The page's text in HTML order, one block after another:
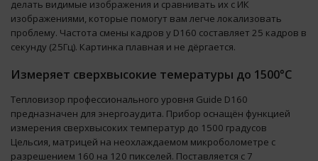
делать видимые изображения и сравнивать их с ИК
изображениями, которые помогут вам легче локализовать
проблему. Частота смены кадров у D160 составляет 25 кадров в
секунду (25Гц). Картинка плавная и не дёргается.
Измеряет сверхвысокие темературы до 1500°С
Тепловизор профессионального уровня Guide D160
предназначен для энергоаудита. Прибор оснащён функцией
измерения сверхвысоких температур до 1500 градусов
Цельсия, матрицей на неохлаждаемом микроболометре с
разрешением 160 на 120 пикселей. Поставляется с 7